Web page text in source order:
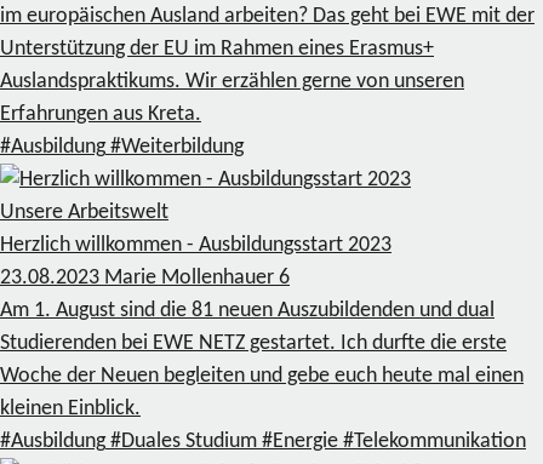
im europäischen Ausland arbeiten? Das geht bei EWE mit der
Unterstützung der EU im Rahmen eines Erasmus+
Auslandspraktikums. Wir erzählen gerne von unseren
Erfahrungen aus Kreta.
#Ausbildung #Weiterbildung
Unsere Arbeitswelt
Herzlich willkommen - Ausbildungsstart 2023
23.08.2023 Marie Mollenhauer 6
Am 1. August sind die 81 neuen Auszubildenden und dual
Studierenden bei EWE NETZ gestartet. Ich durfte die erste
Woche der Neuen begleiten und gebe euch heute mal einen
kleinen Einblick.
#Ausbildung #Duales Studium #Energie #Telekommunikation